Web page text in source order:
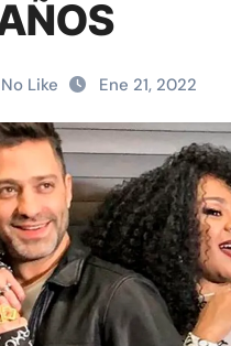
Like Ene 21, 2022